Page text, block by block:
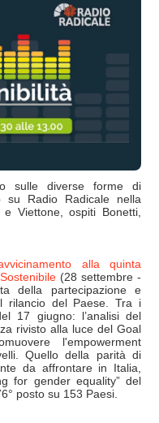
sulle diverse forme di
su Radio Radicale nella
Viettone, ospiti Bonetti,
alla quinta
(28 settembre -
della partecipazione e
rilancio del Paese. Tra i
17 giugno: l’analisi del
rivisto alla luce del Goal
l'empowerment
Quello della parità di
da affrontare in Italia,
for gender equality” del
posto su 153 Paesi.